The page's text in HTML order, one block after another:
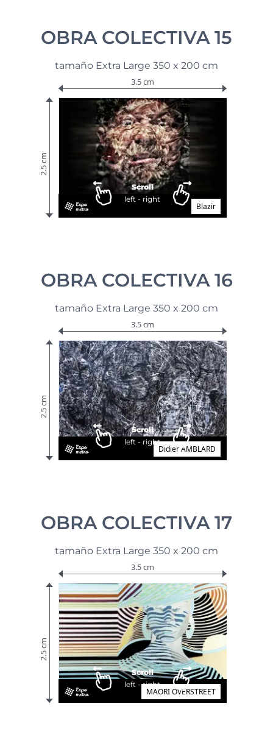
OBRA COLECTIVA 15
tamaño Extra Large 350 x 200 cm
2.5 cm
3.5 cm
Blazir
Scroll
left - right
OBRA COLECTIVA 16
tamaño Extra Large 350 x 200 cm
2.5 cm
3.5 cm
Didier AMBLARD
Scroll
left - right
OBRA COLECTIVA 17
tamaño Extra Large 350 x 200 cm
2.5 cm
3.5 cm
MAORI OVERSTREET
Scroll
left - right